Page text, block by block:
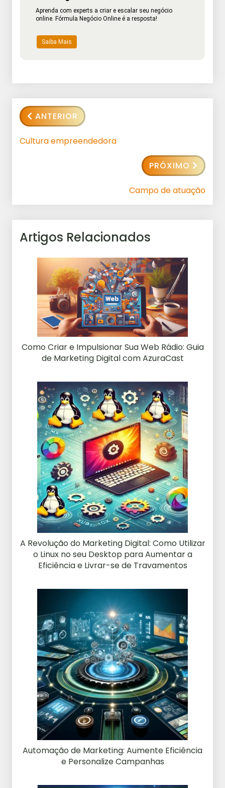
Aprenda com experts a criar e escalar seu negócio
online. Fórmula Negócio Online é a resposta!
Saiba Mais
ANTERIOR
Cultura empreendedora
PRÓXIMO
Campo de atuação
Artigos Relacionados
Como Criar e Impulsionar Sua Web Rádio: Guia
de Marketing Digital com AzuraCast
A Revolução do Marketing Digital: Como Utilizar
o Linux no seu Desktop para Aumentar a
Eficiência e Livrar-se de Travamentos
Automação de Marketing: Aumente Eficiência
e Personalize Campanhas